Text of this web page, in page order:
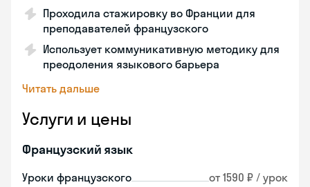
Проходила стажировку во Франции для
преподавателей французского
Использует коммуникативную методику для
преодоления языкового барьера
Читать дальше
Услуги и цены
Французский язык
Уроки французского от 1590 ₽ / урок